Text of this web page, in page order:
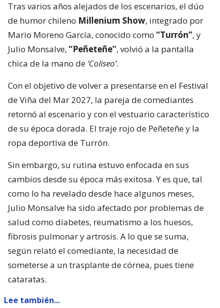
Tras varios años alejados de los escenarios, el dúo
de humor chileno Millenium Show, integrado por
Mario Moreno García, conocido como “Turrón”, y
Julio Monsalve, “Peñeteñe”, volvió a la pantalla
chica de la mano de ‘Coliseo’.
Con el objetivo de volver a presentarse en el Festival
de Viña del Mar 2027, la pareja de comediantes
retornó al escenario y con el vestuario característico
de su época dorada. El traje rojo de Peñeteñe y la
ropa deportiva de Turrón.
Sin embargo, su rutina estuvo enfocada en sus
cambios desde su época más exitosa. Y es que, tal
como lo ha revelado desde hace algunos meses,
Julio Monsalve ha sido afectado por problemas de
salud como diabetes, reumatismo a los huesos,
fibrosis pulmonar y artrosis. A lo que se suma,
según relató el comediante, la necesidad de
someterse a un trasplante de córnea, pues tiene
cataratas.
Lee también...